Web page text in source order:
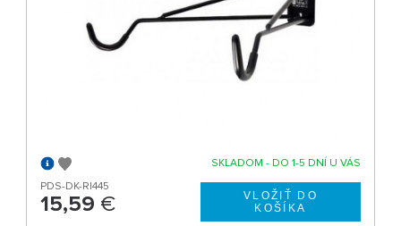
SKLADOM - DO 1-5 DNÍ U VÁS
PDS-DK-R|445
15,59 €